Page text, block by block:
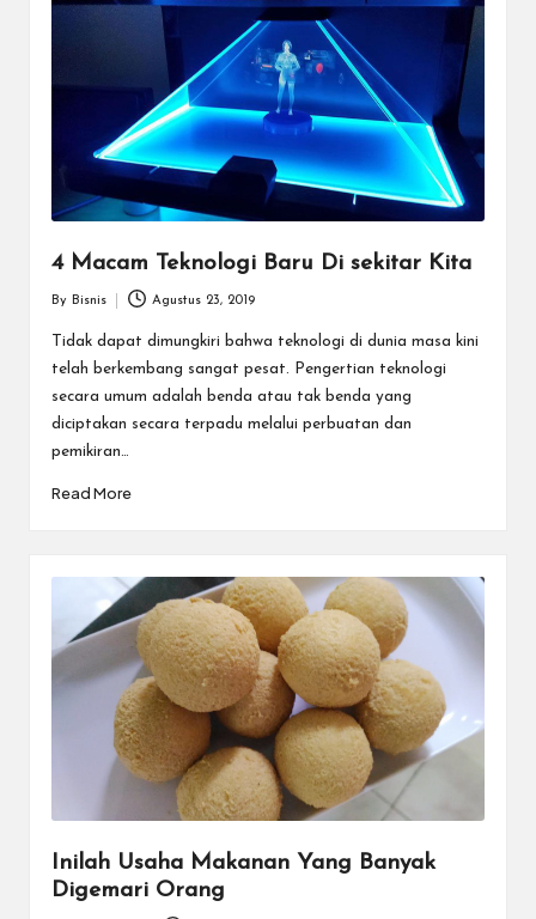
4 Macam Teknologi Baru Di sekitar Kita
Posted
by
By Bisnis Agustus 23, 2019
Tidak dapat dimungkiri bahwa teknologi di dunia masa kini
telah berkembang sangat pesat. Pengertian teknologi
secara umum adalah benda atau tak benda yang
diciptakan secara terpadu melalui perbuatan dan
pemikiran…
Read More
Inilah Usaha Makanan Yang Banyak
Digemari Orang